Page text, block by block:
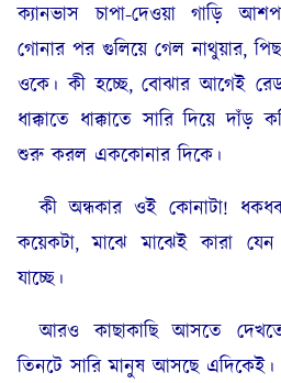
ক্যানভাস চাপা-দেওয়া গাড়ি
গোনার পর গুলিয়ে গেল নাথুয়ার,
ওকে। কী হচ্ছে, বোঝার আগেই রেড
ধাক্কাতে ধাক্কাতে সারি দিয়ে দাঁড়
শুরু করল এককোনার দিকে।
কী অন্ধকার ওই কোনাটা!
কয়েকটা, মাঝে মাঝেই কারা
যাচ্ছে।
আরও কাছাকাছি আসতে
তিনটে সারি মানুষ আসছে এদিকেই।